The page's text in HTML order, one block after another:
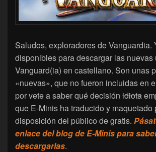
Saludos, exploradores de Vanguardia.
disponibles para descargar las nuevas
Vanguard(ia) en castellano. Son unas
«nuevas», que no fueron incluidas en
por vete a saber qué decisión idiota
que E-Minis ha traducido y maquetado
disposición del público de gratis.
enlace del blog de E-Minis para
descargarlas.